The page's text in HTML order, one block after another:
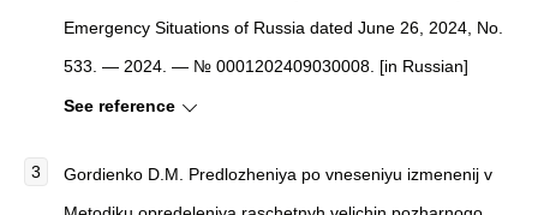
Emergency Situations of Russia dated June 26, 2024, No.
533. — 2024. — № 0001202409030008. [in Russian]
See reference
Gordienko D.M. Predlozheniya po vneseniyu izmenenij v